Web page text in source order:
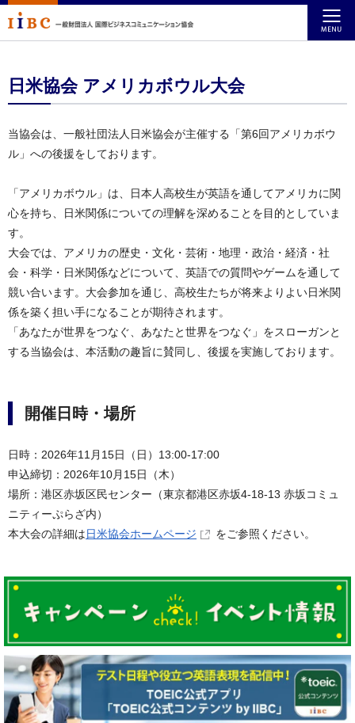
日米協会 アメリカボウル大会
当協会は、一般社団法人日米協会が主催する「第6回アメリカボウ
ル」への後援をしております。
「アメリカボウル」は、日本人高校生が英語を通してアメリカに関
心を持ち、日米関係についての理解を深めることを目的としていま
す。
大会では、アメリカの歴史・文化・芸術・地理・政治・経済・社
会・科学・日米関係などについて、英語での質問やゲームを通して
競い合います。大会参加を通じ、高校生たちが将来よりよい日米関
係を築く担い手になることが期待されます。
「あなたが世界をつなぐ、あなたと世界をつなぐ」をスローガンと
する当協会は、本活動の趣旨に賛同し、後援を実施しております。
開催日時・場所
日時：2026年11月15日（日）13:00-17:00
申込締切：2026年10月15日（木）
場所：港区赤坂区民センター（東京都港区赤坂4-18-13 赤坂コミュ
ニティーぷらざ内）
本大会の詳細は日米協会ホームページ をご参照ください。